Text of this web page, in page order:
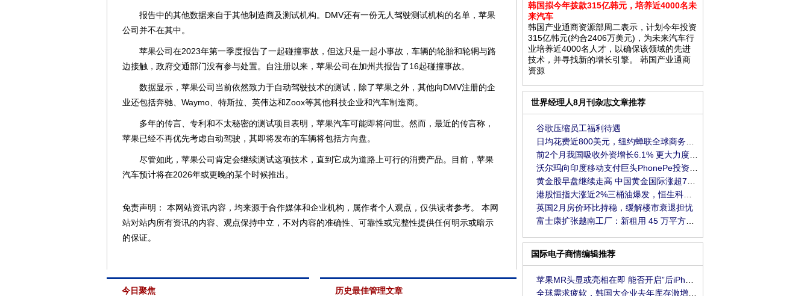
报告中的其他数据来自于其他制造商及测试机构。DMV还有一份无人驾驶测试机构的名单，苹果
公司并不在其中。
苹果公司在2023年第一季度报告了一起碰撞事故，但这只是一起小事故，车辆的轮胎和轮辋与路
边接触，政府交通部门没有参与处置。自注册以来，苹果公司在加州共报告了16起碰撞事故。
数据显示，苹果公司当前依然致力于自动驾驶技术的测试，除了苹果之外，其他向DMV注册的企
业还包括奔驰、Waymo、特斯拉、英伟达和Zoox等其他科技企业和汽车制造商。
多年的传言、专利和不太秘密的测试项目表明，苹果汽车可能即将问世。然而，最近的传言称，
苹果已经不再优先考虑自动驾驶，其即将发布的车辆将包括方向盘。
尽管如此，苹果公司肯定会继续测试这项技术，直到它成为道路上可行的消费产品。目前，苹果
汽车预计将在2026年或更晚的某个时候推出。
免责声明： 本网站资讯内容，均来源于合作媒体和企业机构，属作者个人观点，仅供读者参考。 本网
站对站内所有资讯的内容、观点保持中立，不对内容的准确性、可靠性或完整性提供任何明示或暗示
的保证。
今日聚焦 历史最佳管理文章
韩国拟今年拨款315亿韩元，培养近4000名未
来汽车
韩国产业通商资源部周二表示，计划今年投资
315亿韩元(约合2406万美元)，为未来汽车行
业培养近4000名人才，以确保该领域的先进
技术，并寻找新的增长引擎。 韩国产业通商
资源
世界经理人8月刊杂志文章推荐
谷歌压缩员工福利待遇
英国2月房价环比持稳，缓解楼市衰退担忧
国际电子商情编辑推荐